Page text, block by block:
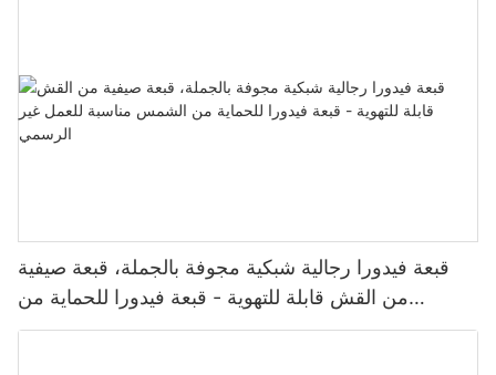
قبعة فيدورا رجالية شبكية مجوفة بالجملة، قبعة صيفية
من القش قابلة للتهوية - قبعة فيدورا للحماية من
الشمس مناسبة للعمل غير الرسمي